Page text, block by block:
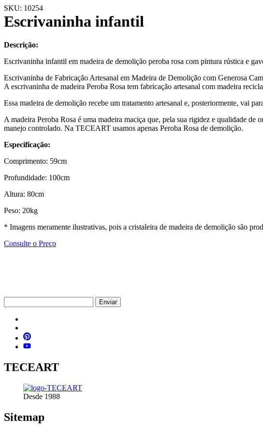
Ir
para
o
SKU: 10254
Escrivaninha infantil
Descrição:
Escrivaninha infantil em madeira de demolição peroba rosa com pintura rústica e
Escrivaninha de Fabricação Artesanal em Madeira de Demolição com Generosa
A escrivaninha de madeira Peroba Rosa tem fabricação artesanal com madeira
Essa madeira de demolição recebe um tratamento artesanal e, posteriormente, vai
A madeira Peroba Rosa é uma madeira maciça que, pela sua rigidez e qualidade de
manejo controlado. Na TECEART usamos apenas Peroba Rosa de demolição.
Especificação:
Comprimento: 59cm
Profundidade: 100cm
Altura: 80cm
Peso: 20kg
* Imagens meramente ilustrativas, pois a cristaleira de madeira de demolição são
Consulte o Preço
Enviar
TECEART
Desde 1988
Sitemap